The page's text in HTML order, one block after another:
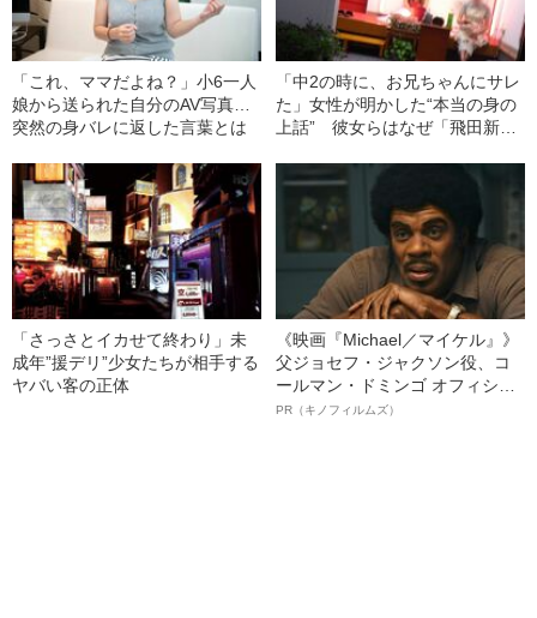
「これ、ママだよね？」小6一人
娘から送られた自分のAV写真…
突然の身バレに返した言葉とは
「中2の時に、お兄ちゃんにサレ
た」女性が明かした“本当の身の
上話” 彼女らはなぜ「飛田新
「さっさとイカせて終わり」未
成年”援デリ”少女たちが相手する
ヤバい客の正体
《映画『Michael／マイケル』》
父ジョセフ・ジャクソン役、コ
ールマン・ドミンゴ オフィシャ
ルインタビュー“観客を魅了した
PR（キノフィルムズ）